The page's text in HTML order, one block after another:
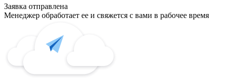
Заявка отправлена
Менеджер обработает ее и свяжется с вами в рабочее время